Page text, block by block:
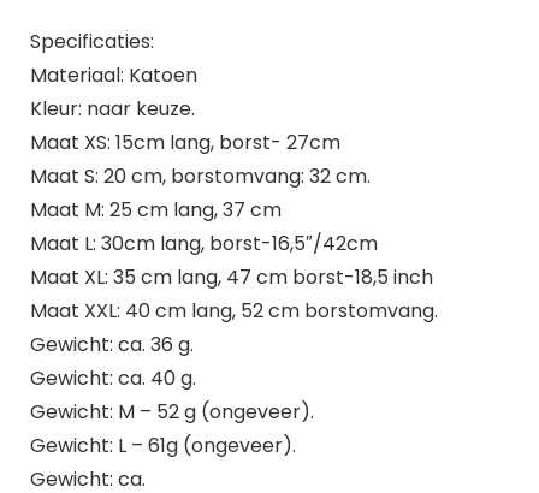
Specificaties:
Materiaal: Katoen
Kleur: naar keuze.
Maat XS: 15cm lang, borst- 27cm
Maat S: 20 cm, borstomvang: 32 cm.
Maat M: 25 cm lang, 37 cm
Maat L: 30cm lang, borst-16,5″/42cm
Maat XL: 35 cm lang, 47 cm borst-18,5 inch
Maat XXL: 40 cm lang, 52 cm borstomvang.
Gewicht: ca. 36 g.
Gewicht: ca. 40 g.
Gewicht: M – 52 g (ongeveer).
Gewicht: L – 61g (ongeveer).
Gewicht: ca.